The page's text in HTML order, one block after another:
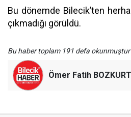
Bu dönemde Bilecik’ten
çıkmadığı görüldü.
Bu haber toplam 191 defa okunmuştur
Ömer Fatih BOZKURT